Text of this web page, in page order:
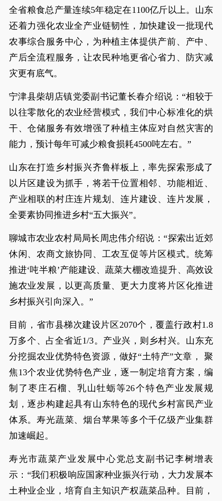
全省粮食总产量连续5年稳定在1100亿斤以上。山东
还着力强化农业全产业链韧性，加快建设一批现代
农事综合服务中心，为种植主体提供产前、产中、
产后全流程服务，让农民种地更省心省力、防灾减
灾更有底气。
宁津县柴胡店镇党委副书记董长春介绍说：“相较于
以往零散化的农业经营模式，我们中心标准化的烘
干、仓储服务有效增强了种植主体应对自然灾害的
能力，预计每年可减少粮食损耗4500吨左右。”
山东在打造乡村振兴齐鲁样板上，率先探索形成了
以片区建设为抓手，将若干位置相邻、功能相近、
产业相联的村庄连片规划、连片建设、连片发展，
全要素协同推进乡村“五大振兴”。
聊城市农业农村局局长周忠伟介绍说：“探索出近郊
休闲、农商文旅协同、工农互促等片区模式。统筹
推进‘吨半粮’产能建设、蔬菜大棚改造提升、高效设
施农业发展，以更高质量、更大力度将片区化推进
乡村振兴引向深入。”
目前，省市县梯次建设片区2070个，覆盖行政村1.8
万多个、占全省近1/3。产业兴，则乡村兴。山东充
分挖掘农业优势特色资源，做好“土特产”文章， 聚
焦13个农业优势特色产业，逐一制定培育方案，编
制了枣庄石榴、乳山牡蛎等26个特色产业发展规
划，逐步构建起具有山东特色的现代乡村富民产业
体系。寿光蔬菜、烟台苹果等多个千亿级产业集群
加速崛起。
寿光市蔬菜产业发展中心党总支副书记李树增表
示：“我们积极响应国家种业振兴行动，大力发展本
土种业企业，培育自主知识产权蔬菜品种。目前，